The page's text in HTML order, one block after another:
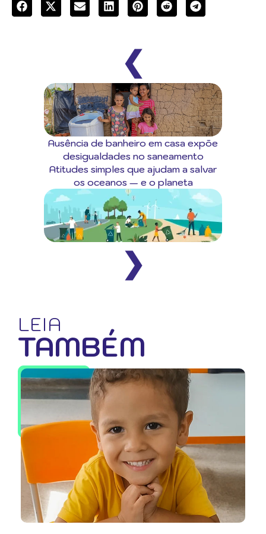
❮
Ausência de banheiro em casa expõe
desigualdades no saneamento
Atitudes simples que ajudam a salvar
os oceanos — e o planeta
❯
LEIA
TAMBÉM